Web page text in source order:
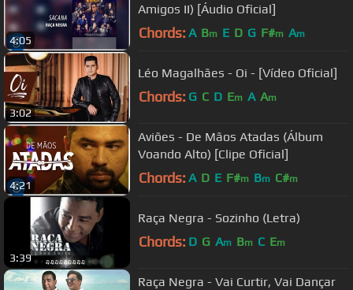
4:05
Amigos II) [Áudio Oficial]
Chords: A Bm E D G F#m Am
3:02
Léo Magalhães - Oi - [Vídeo Oficial]
Chords: G C D Em A Am
4:21
Aviões - De Mãos Atadas (Álbum
Voando Alto) [Clipe Oficial]
Chords: A D E F#m Bm C#m
3:39
Raça Negra - Sozinho (Letra)
Chords: D G Am Bm C Em
Raça Negra - Vai Curtir, Vai Dançar